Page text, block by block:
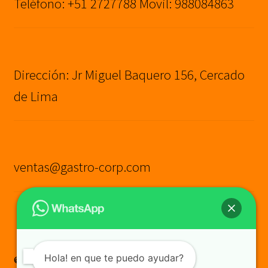
Dirección: Jr Miguel Baquero 156, Cercado
de Lima
ventas@gastro-corp.com
© GASTRO CORP SAC
Hola! en que te puedo ayudar?